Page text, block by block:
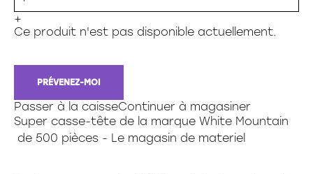
Machine de bureau
Papeterie
Sac a dos,lunch,etuis a crayon
SANTÉ ET SECURITÉ
Accessoires de bureau
Informatique et cartouches d'encre
Technologie et électronique
999 pieces et moins
300 pièces xl
1000 pièces
1500 pièces
2000 pièces et plus
150 mini
Famille
Jeux de société et famille
Jeux éducatif
Construction
Jouet divers
Peluche
Sac chic choc
Sac g12
Sac lavoie
+
Ce produit n'est pas disponible actuellement.
PRÉVENEZ-MOI
Passer à la caisseContinuer à magasiner
Super casse-tête de la marque White Mountain
de 500 pièces - Le magasin de materiel